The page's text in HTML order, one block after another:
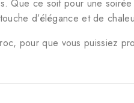
Que ce soit pour une
d’élégance et de
pour que vous puissiez